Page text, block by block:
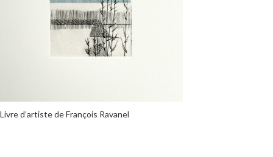
Livre d’artiste de François Ravanel